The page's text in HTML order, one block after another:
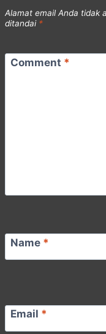
Alamat email Anda tidak
ditandai *
Comment *
Name *
Email *